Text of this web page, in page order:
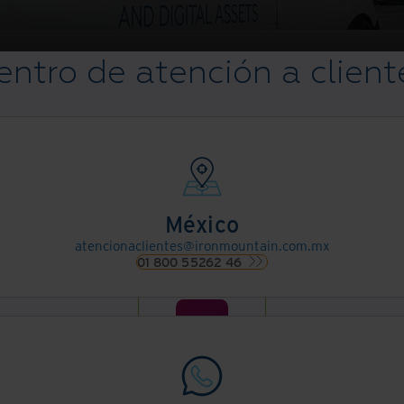
de atención a
México
atencionaclientes@ironmountain.com.mx
01 800 55262 46